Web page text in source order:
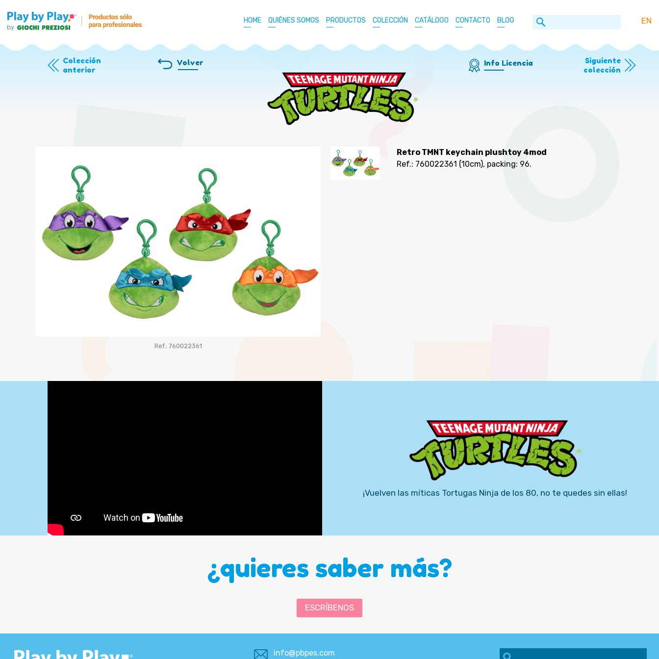
HOME QUIÉNES SOMOS PRODUCTOS COLECCIÓN CATÁLOGO CONTACTO BLOG EN
Colección
anterior
Volver Info Licencia
Siguiente
colección
Ref.: 760022361
Retro TMNT keychain plushtoy 4mod
Ref.: 760022361 (10cm), packing: 96.
¡Vuelven las míticas Tortugas Ninja de los 80, no te quedes sin ellas!
¿quieres saber más?
ESCRÍBENOS
info@pbpes.com